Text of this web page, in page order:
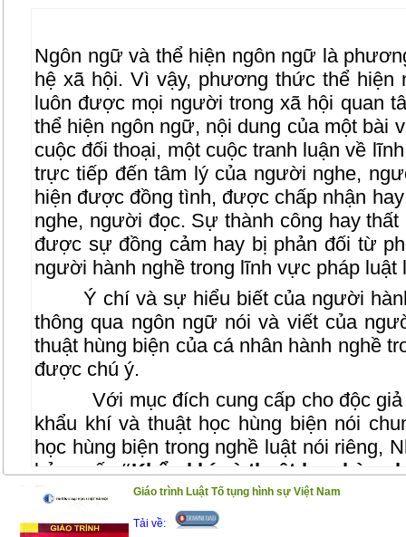
Ngôn ngữ và thể hiện ngôn ngữ là
hệ xã hội. Vì vậy, phương thức thể hiện
luôn được mọi người trong xã hội quan
thể hiện ngôn ngữ, nội dung của một bài
cuộc đối thoại, một cuộc tranh luận về
trực tiếp đến tâm lý của người nghe,
hiện được đồng tình, được chấp nhận
nghe, người đọc. Sự thành công hay
được sự đồng cảm hay bị phản đối từ
người hành nghề trong lĩnh vực pháp luật
Ý chí và sự hiểu biết của người
thông qua ngôn ngữ nói và viết của
thuật hùng biện của cá nhân hành nghề
được chú ý.
Với mục đích cung cấp cho độc
khẩu khí và thuật học hùng biện nói
học hùng biện trong nghề luật nói riêng,
bản cuốn“Khẩu khí và thuật học hùng
PGS.TS. Phùng Trung Tập- Giảng viên
Luật Hà Nội, người có nhiều năm kinh
Giáo trình Luật Tố tụng hình sự Việt Nam
Tải về: